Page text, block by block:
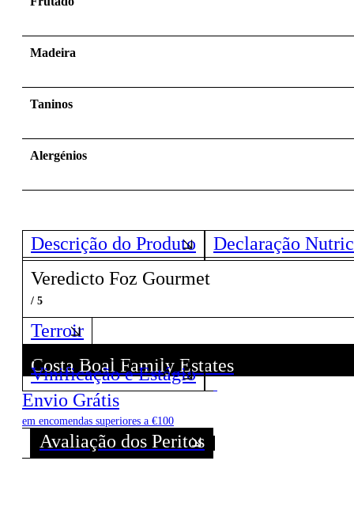
Madeira
Taninos
Alergénios
Descrição do Produto
Declaração
Veredicto Foz Gourmet
/ 5
Terroir
Costa Boal Family Estates
Descubra todos os Vinhos deste Produtor!
Vinificação e Estágio
Envio Grátis
em encomendas superiores a €100
Avaliação dos Peritos